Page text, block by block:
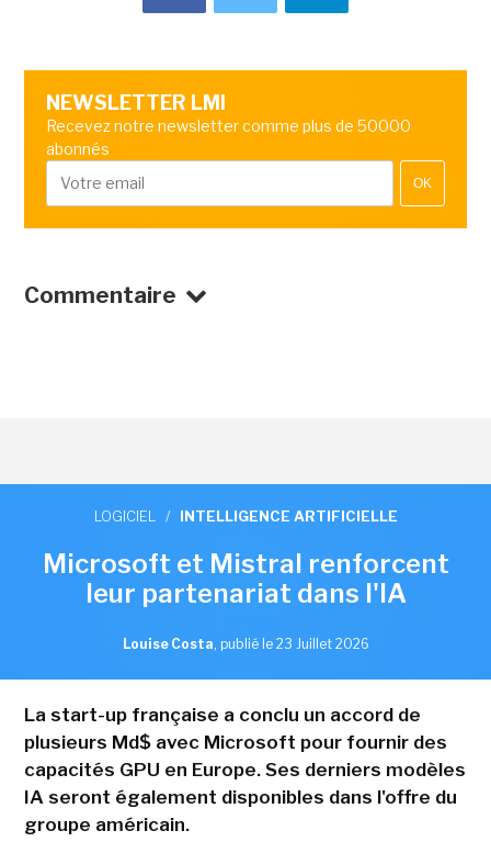
NEWSLETTER LMI
Recevez notre newsletter comme plus de 50000
abonnés
OK
Commentaire
LOGICIEL / INTELLIGENCE ARTIFICIELLE
Microsoft et Mistral renforcent
leur partenariat dans l'IA
Louise Costa, publié le 23 Juillet 2026
La start-up française a conclu un accord de
plusieurs Md$ avec Microsoft pour fournir des
capacités GPU en Europe. Ses derniers modèles
IA seront également disponibles dans l'offre du
groupe américain.